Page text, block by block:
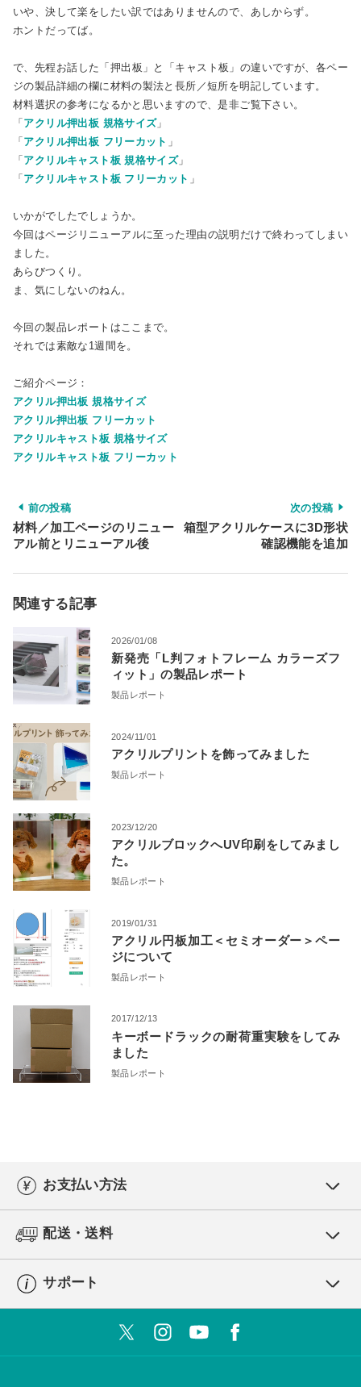
いや、決して楽をしたい訳ではありませんので、あしからず。
ホントだってば。
で、先程お話した「押出板」と「キャスト板」の違いですが、各ペー
ジの製品詳細の欄に材料の製法と長所／短所を明記しています。
材料選択の参考になるかと思いますので、是非ご覧下さい。
「 アクリル押出板 規格サイズ」
「 アクリル押出板 フリーカット 」
「 アクリルキャスト板 規格サイズ」
「 アクリルキャスト板 フリーカット 」
いかがでしたでしょうか。
今回はページリニューアルに至った理由の説明だけで終わってしまい
ました。
あらびつくり。
ま、気にしないのねん。
今回の製品レポートはここまで。
それでは素敵な1週間を。
ご紹介ページ：
アクリル押出板 規格サイズ
アクリル押出板 フリーカット
アクリルキャスト板 規格サイズ
アクリルキャスト板 フリーカット
前の投稿
材料／加工ページのリニュー
アル前とリニューアル後
次の投稿
箱型アクリルケースに3D形状
確認機能を追加
関連する記事
2026/01/08
新発売「L判フォトフレーム カラーズフ
ィット」の製品レポート
製品レポート
2024/11/01
アクリルプリントを飾ってみました
製品レポート
2023/12/20
アクリルブロックへUV印刷をしてみまし
た。
製品レポート
2019/01/31
アクリル円板加工＜セミオーダー＞ペー
ジについて
製品レポート
2017/12/13
キーボードラックの耐荷重実験をしてみ
ました
製品レポート
お支払い方法
配送・送料
サポート